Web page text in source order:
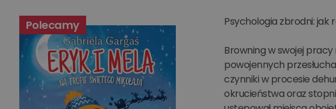
Polecamy Psychologia zbrodni: jak
Browning w swojej
powojennych
czynniki w procesie
okrucieństwa oraz